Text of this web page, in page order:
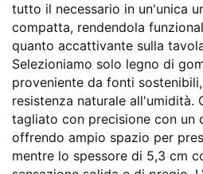
tutto il necessario in un'unica
compatta, rendendola
quanto accattivante sulla
Selezioniamo solo legno di
proveniente da fonti
resistenza naturale all'umidità.
tagliato con precisione con un
offrendo ampio spazio per
mentre lo spessore di 5,3 cm